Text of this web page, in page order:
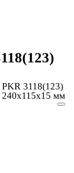
PKR 3118(123)
240х115х15 мм